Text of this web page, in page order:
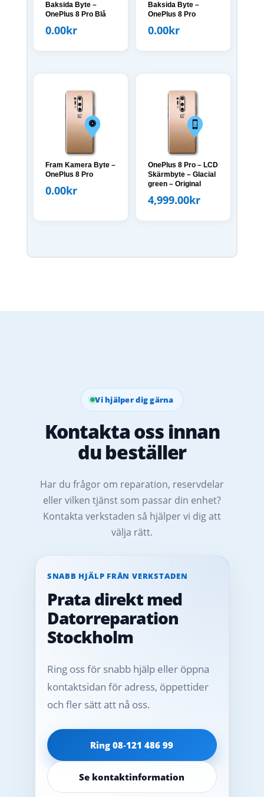
Baksida Byte –
OnePlus 8 Pro Blå
0.00kr
Baksida Byte –
OnePlus 8 Pro
0.00kr
Fram Kamera Byte –
OnePlus 8 Pro
0.00kr
OnePlus 8 Pro – LCD
Skärmbyte – Glacial
green – Original
4,999.00kr
Vi hjälper dig gärna
Kontakta oss innan
du beställer
Har du frågor om reparation, reservdelar
eller vilken tjänst som passar din enhet?
Kontakta verkstaden så hjälper vi dig att
välja rätt.
SNABB HJÄLP FRÅN VERKSTADEN
Prata direkt med
Datorreparation
Stockholm
Ring oss för snabb hjälp eller öppna
kontaktsidan för adress, öppettider
och fler sätt att nå oss.
Ring 08‑121 486 99
Se kontaktinformation